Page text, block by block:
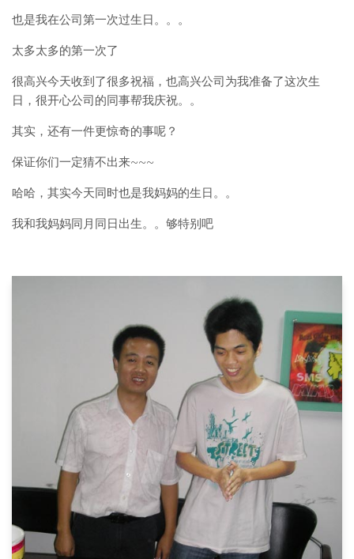
也是我在公司第一次过生日。。。
太多太多的第一次了
很高兴今天收到了很多祝福，也高兴公司为我准备了这次生
日，很开心公司的同事帮我庆祝。。
其实，还有一件更惊奇的事呢？
保证你们一定猜不出来~~~
哈哈，其实今天同时也是我妈妈的生日。。
我和我妈妈同月同日出生。。够特别吧